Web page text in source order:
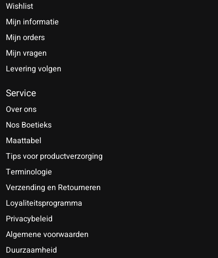
Wishlist
Mijn informatie
Mijn orders
Mijn vragen
Levering volgen
Service
Over ons
Nos Boetieks
Maattabel
Tips voor productverzorging
Terminologie
Verzending en Retourneren
Loyaliteitsprogramma
Privacybeleid
Algemene voorwaarden
Duurzaamheid